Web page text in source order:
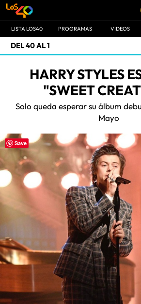
LISTA LOS40 PROGRAMAS VIDEOS
DEL 40 AL 1
HARRY STYLES
"SWEET
Solo queda esperar su álbum
Mayo
Save